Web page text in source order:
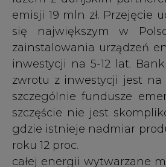
emisji 19 mln zł. Przejęcie
się największym w
zainstalowania urządzeń
inwestycji na 5-12 lat.
zwrotu z inwestycji jest na
szczególnie fundusze
szczęście nie jest
gdzie istnieje nadmiar
roku 12 proc.
całej energii wytwarzane